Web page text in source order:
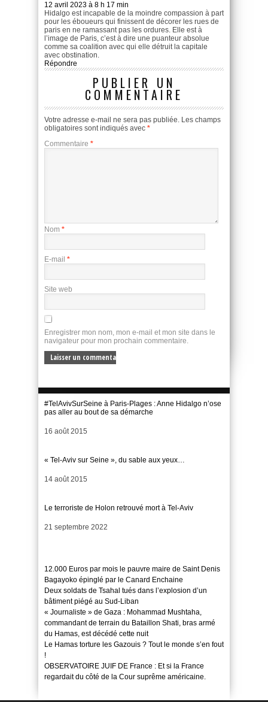
12 avril 2023 à 8 h 17 min
Hidalgo est incapable de la moindre compassion à part
pour les éboueurs qui finissent de décorer les rues de
paris en ne ramassant pas les ordures. Elle est à
l’image de Paris, c’est à dire une puanteur absolue
comme sa coalition avec qui elle détruit la capitale
avec obstination.
Répondre
PUBLIER UN
COMMENTAIRE
Votre adresse e-mail ne sera pas publiée. Les champs
obligatoires sont indiqués avec *
Commentaire *
Nom *
E-mail *
Site web
Enregistrer mon nom, mon e-mail et mon site dans le
navigateur pour mon prochain commentaire.
#TelAvivSurSeine à Paris-Plages : Anne Hidalgo n’ose
pas aller au bout de sa démarche
Date
16 août 2015
« Tel-Aviv sur Seine », du sable aux yeux…
Date
14 août 2015
Le terroriste de Holon retrouvé mort à Tel-Aviv
Date
21 septembre 2022
12.000 Euros par mois le pauvre maire de Saint Denis
Bagayoko épinglé par le Canard Enchaine
Deux soldats de Tsahal tués dans l’explosion d’un
bâtiment piégé au Sud-Liban
« Journaliste » de Gaza : Mohammad Mushtaha,
commandant de terrain du Bataillon Shati, bras armé
du Hamas, est décédé cette nuit
Le Hamas torture les Gazouis ? Tout le monde s’en fout
!
OBSERVATOIRE JUIF DE France : Et si la France
regardait du côté de la Cour suprême américaine.